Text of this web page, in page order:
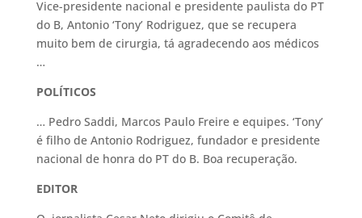
Vice-presidente nacional e presidente paulista do PT
do B, Antonio ‘Tony’ Rodriguez, que se recupera
muito bem de cirurgia, tá agradecendo aos médicos
…
POLÍTICOS
… Pedro Saddi, Marcos Paulo Freire e equipes. ‘Tony’
é filho de Antonio Rodriguez, fundador e presidente
nacional de honra do PT do B. Boa recuperação.
EDITOR